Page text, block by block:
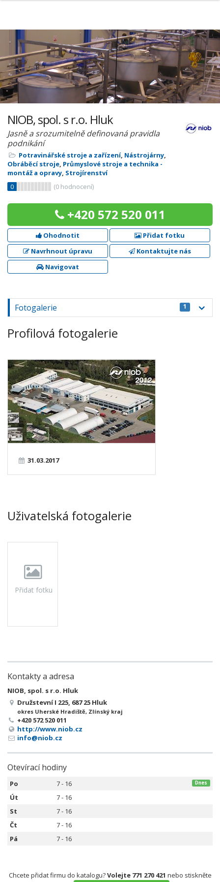
NIOB, spol. s r.o. Hluk
Jasně a srozumitelně definovaná pravidla
podnikání
Potravinářské stroje a zařízení, Nástrojárny,
Obráběcí stroje, Průmyslové stroje a technika -
montáž a opravy, Strojírenství
0
(0 hodnocení)
+420 572 520 011
Ohodnotit
Přidat fotku
Navrhnout úpravu
Kontaktujte nás
Navigovat
Fotogalerie 1
Profilová fotogalerie
31.03.2017
Uživatelská fotogalerie
Přidat fotku
Kontakty a adresa
NIOB, spol. s r.o. Hluk
Družstevní I 225, 687 25 Hluk
okres Uherské Hradiště, Zlínský kraj
+420 572 520 011
http://www.niob.cz
info@niob.cz
Otevírací hodiny
Po 7 - 16 Dnes
Út
7 - 16
St
7 - 16
Čt
7 - 16
Pá
7 - 16
Chcete přidat firmu do katalogu?Volejte 771 270 421 nebo stiskněte